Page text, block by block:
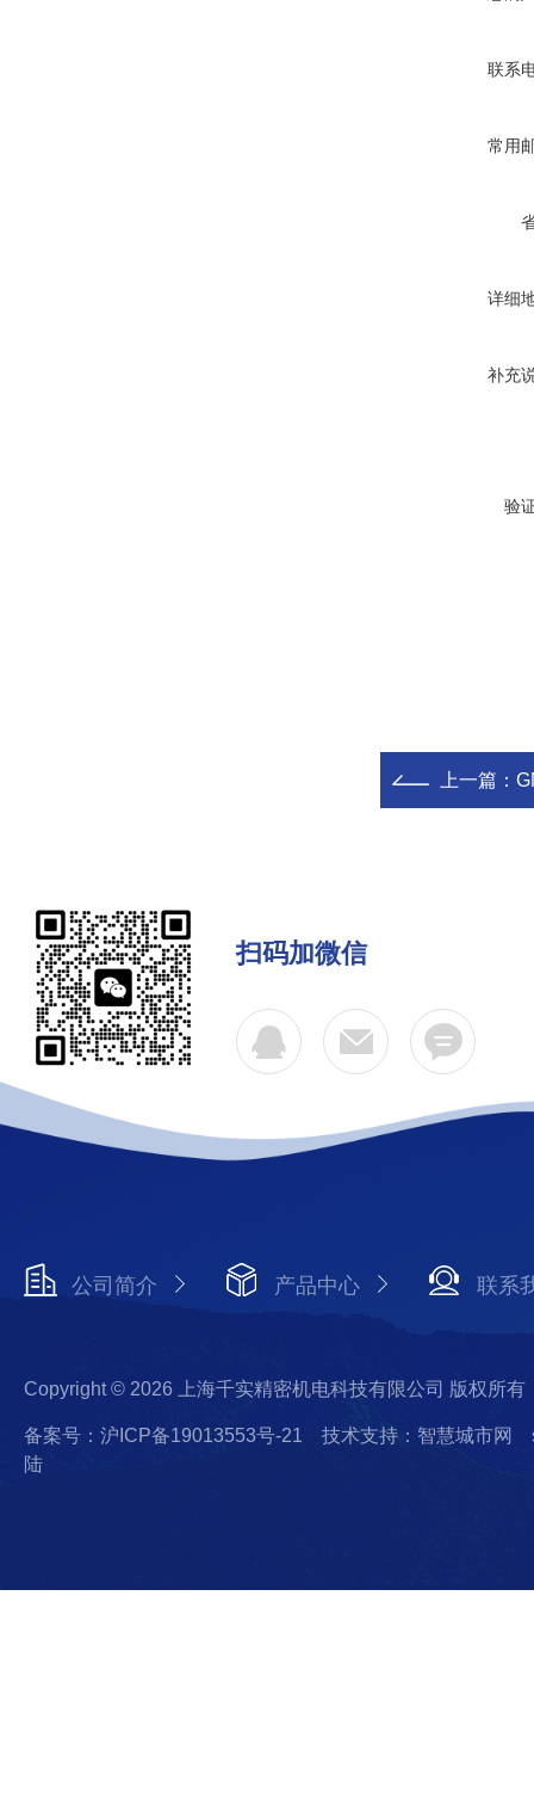
联系
常用
详细
补充
验
上一篇：
扫码加微信
公司简介 产品中心 联系
Copyright © 2026 上海千实精密机电科技有限公司 版权所有
备案号：沪ICP备19013553号-21 技术支持：智慧城市网
陆